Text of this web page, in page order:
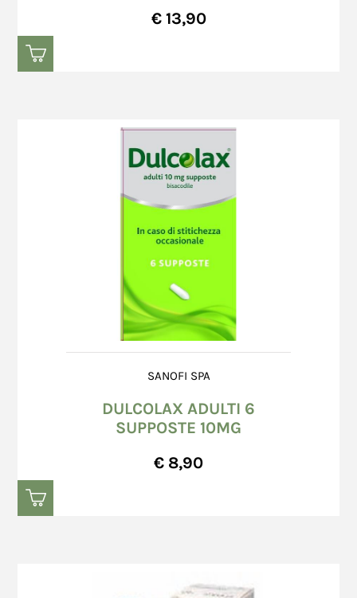
€ 13,90
SANOFI SPA
DULCOLAX ADULTI 6
SUPPOSTE 10MG
€ 8,90